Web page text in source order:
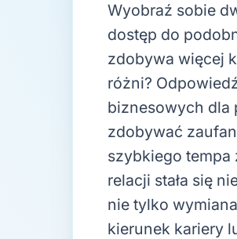
Wyobraź sobie
dostęp do
zdobywa więcej
różni?
biznesowych dla
zdobywać
szybkiego
relacji stała się
nie tylko
kierunek kariery